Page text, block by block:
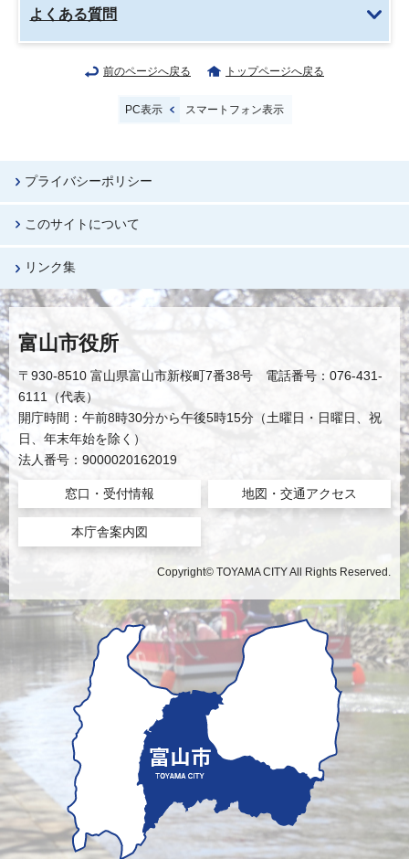
よくある質問
前のページへ戻る トップページへ戻る
PC表示 スマートフォン表示
プライバシーポリシー
このサイトについて
リンク集
富山市役所
〒930-8510 富山県富山市新桜町7番38号 電話番号：076-431-
6111（代表）
開庁時間：午前8時30分から午後5時15分（土曜日・日曜日、祝
日、年末年始を除く）
法人番号：9000020162019
窓口・受付情報 地図・交通アクセス
本庁舎案内図
Copyright© TOYAMA CITY All Rights Reserved.